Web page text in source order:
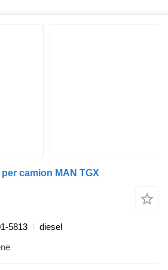
camion MAN TGX
5813
diesel